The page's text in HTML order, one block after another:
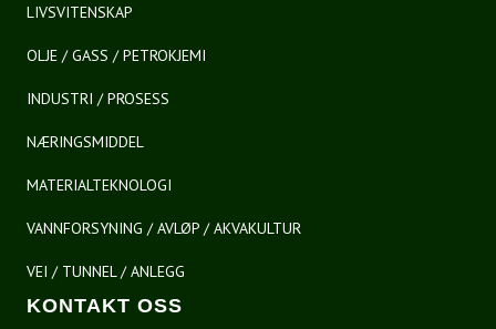
LIVSVITENSKAP
OLJE / GASS / PETROKJEMI
INDUSTRI / PROSESS
NÆRINGSMIDDEL
MATERIALTEKNOLOGI
VANNFORSYNING / AVLØP / AKVAKULTUR
VEI / TUNNEL / ANLEGG
KONTAKT OSS